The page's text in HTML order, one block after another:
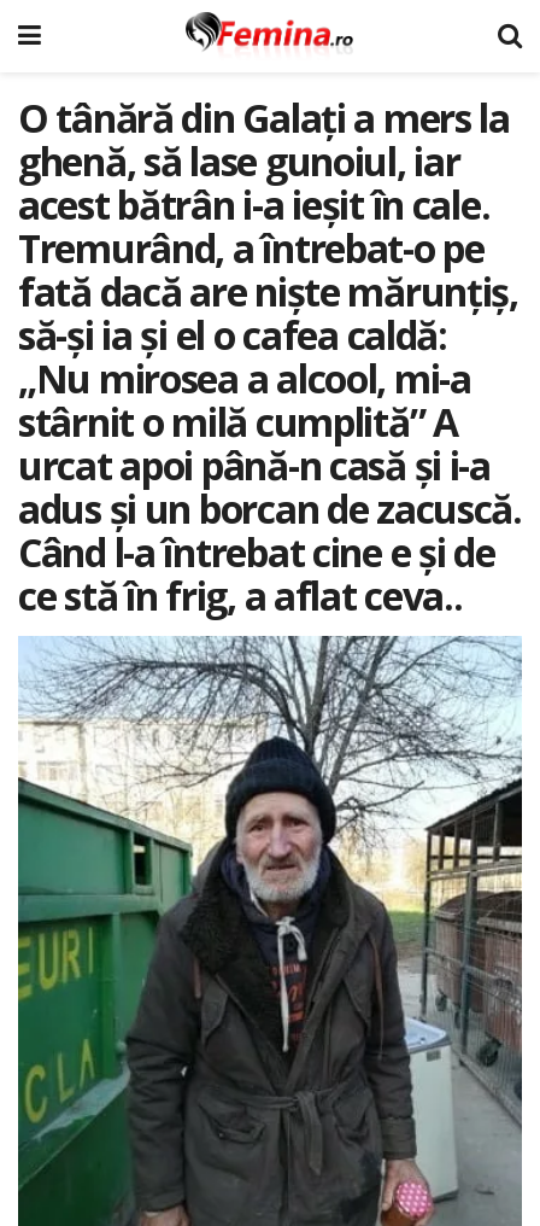
O tânără din Galați a mers la
ghenă, să lase gunoiul, iar
acest bătrân i-a ieșit în cale.
Tremurând, a întrebat-o pe
fată dacă are niște mărunțiș,
să-și ia și el o cafea caldă:
„Nu mirosea a alcool, mi-a
stârnit o milă cumplită” A
urcat apoi până-n casă și i-a
adus și un borcan de zacuscă.
Când l-a întrebat cine e și de
ce stă în frig, a aflat ceva..